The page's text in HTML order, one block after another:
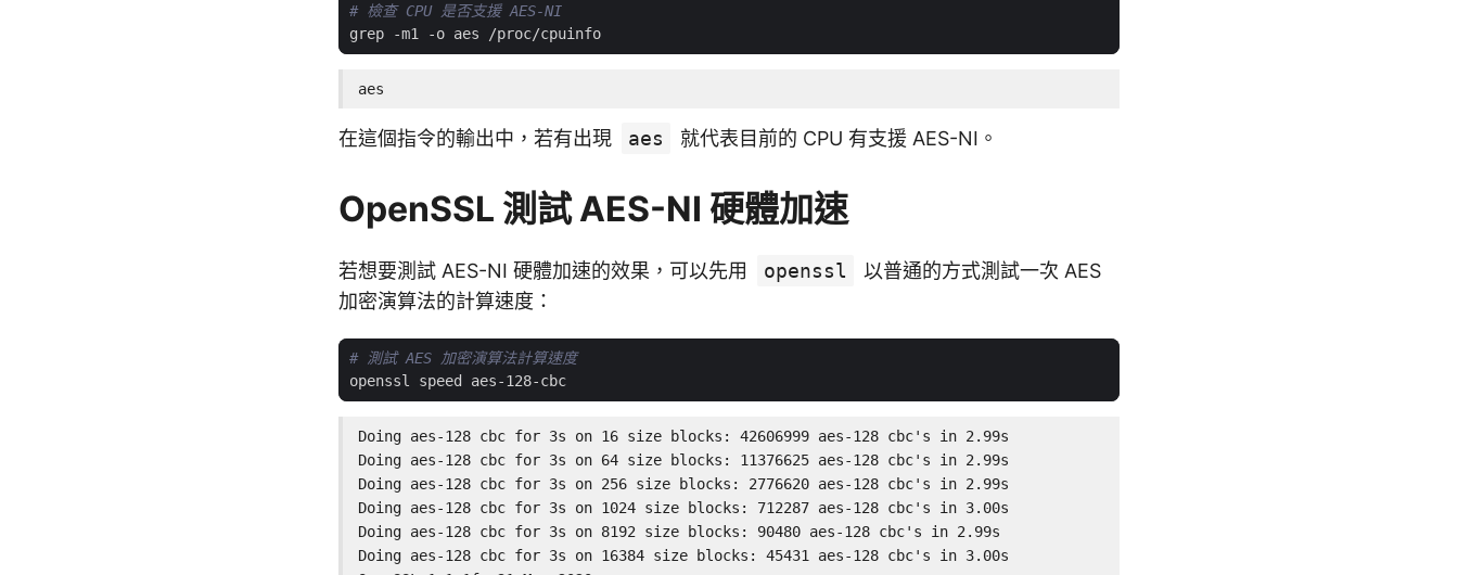
# 檢查 CPU 是否支援 AES-NI
aes
在這個指令的輸出中，若有出現 aes 就代表目前的 CPU 有支援 AES-NI。
OpenSSL 測試 AES-NI 硬體加速
若想要測試 AES-NI 硬體加速的效果，可以先用 openssl
以普通的方式測試一次 AES
加密演算法的計算速度：
# 測試 AES 加密演算法計算速度
Doing aes-128 cbc for 3s on 16 size blocks: 42606999 aes-128 cbc's in 2.99s
Doing aes-128 cbc for 3s on 64 size blocks: 11376625 aes-128 cbc's in 2.99s
Doing aes-128 cbc for 3s on 256 size blocks: 2776620 aes-128 cbc's in 2.99s
Doing aes-128 cbc for 3s on 1024 size blocks: 712287 aes-128 cbc's in 3.00s
Doing aes-128 cbc for 3s on 8192 size blocks: 90480 aes-128 cbc's in 2.99s
Doing aes-128 cbc for 3s on 16384 size blocks: 45431 aes-128 cbc's in 3.00s